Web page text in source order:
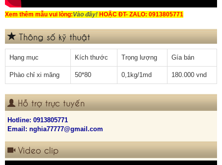
Xem thêm mẫu vui lòng:Vào đây! HOẶC ĐT- ZALO: 0913805771
Thông số kỹ thuật
Hạng mục Kích thước Trọng lượng Gía bán
Phào chỉ xi măng 50*80 0,1kg/1md 180.000 vnd
Hỗ trợ trực tuyến
Hotline: 0913805771
Email: nghia77777@gmail.com
Video clip